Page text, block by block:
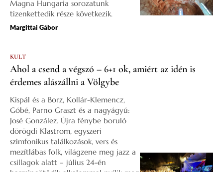
Magna Hungaria sorozatunk
tizenkettedik része következik.
Margittai Gábor
KULT
Ahol a csend a végszó – 6+1 ok, amiért az idén is
érdemes alászállni a Völgybe
Kispál és a Borz, Kollár-Klemencz,
Góbé, Parno Graszt és a nagyágyú:
José González. Újra fénybe boruló
dörögdi Klastrom, egyszeri
szimfonikus találkozások, vers és
mezítlábas folk, világzene meg jazz a
csillagok alatt – július 24-én